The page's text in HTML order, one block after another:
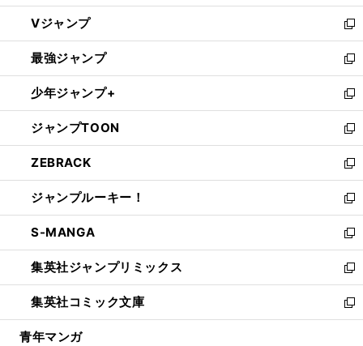
ウ
ィ
ン
ド
ウ
で
開
く
し
い
ウ
ィ
ン
ド
ウ
で
開
く
Vジャンプ
新
し
い
ウ
ィ
ン
ド
ウ
で
開
く
最強ジャンプ
新
し
い
ウ
ィ
ン
ド
ウ
で
開
く
少年ジャンプ+
新
し
い
ウ
ィ
ン
ド
ウ
で
開
く
ジャンプTOON
新
し
い
ウ
ィ
ン
ド
ウ
で
開
く
ZEBRACK
新
し
い
ウ
ィ
ン
ド
ウ
で
開
ジャンプルーキー！
新
し
い
ウ
ィ
ン
ド
ウ
S-MANGA
新
し
い
ウ
ィ
ン
集英社ジャンプリミックス
新
し
い
ウ
集英社コミック文庫
新
し
青年マンガ